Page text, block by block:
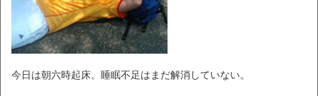
今日は朝六時起床。睡眠不足はまだ解消していない。